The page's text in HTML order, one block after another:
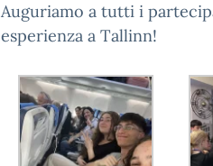
Auguriamo a tutti i
esperienza a Tallinn!